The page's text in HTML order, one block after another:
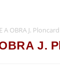
A OBRA J.
J.